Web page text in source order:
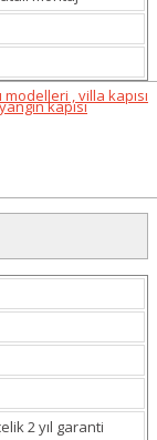
2 yıl garanti